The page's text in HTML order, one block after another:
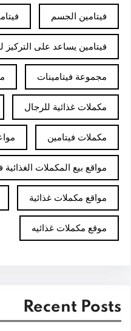
فيتامين الجسم
فيتامين يساعد على التركيز
مجموعة فيتامينات
مكملات غذائية للرجال
مكملات فيتامين
مواقع بيع المكملات
مواقع مكملات غذائية
موقع مكملات غذائيه
Recent Posts